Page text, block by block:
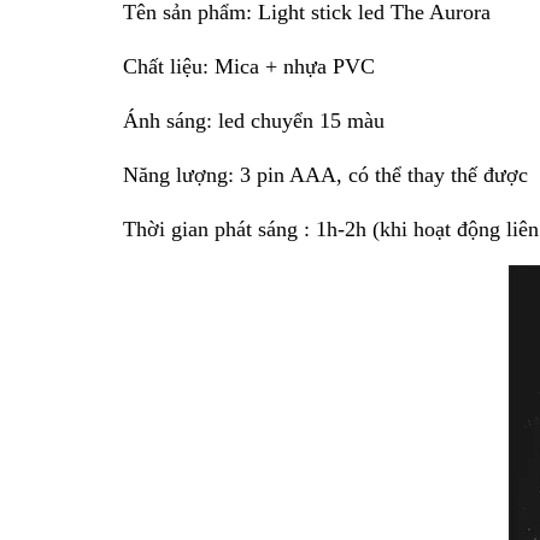
Tên sản phẩm: Light stick led The Aurora
Chất liệu: Mica + nhựa PVC
Ánh sáng: led chuyển 15 màu
Năng lượng: 3 pin AAA, có thể thay thế được
Thời gian phát sáng : 1h-2h (khi hoạt động